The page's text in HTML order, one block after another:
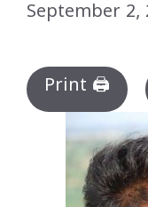
September 2,
Print 🖨